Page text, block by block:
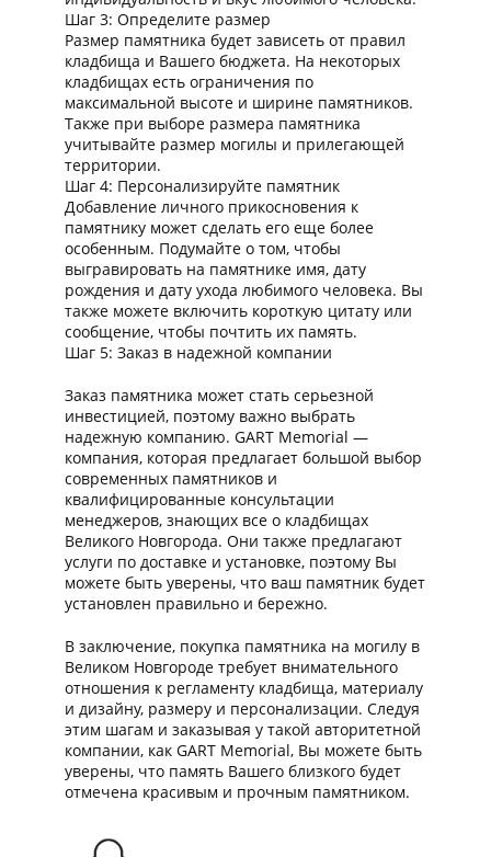
Шаг 3: Определите размер
Размер памятника будет зависеть от правил
кладбища и Вашего бюджета. На некоторых
кладбищах есть ограничения по
максимальной высоте и ширине памятников.
Также при выборе размера памятника
учитывайте размер могилы и прилегающей
территории.
Шаг 4: Персонализируйте памятник
Добавление личного прикосновения к
памятнику может сделать его еще более
особенным. Подумайте о том, чтобы
выгравировать на памятнике имя, дату
рождения и дату ухода любимого человека. Вы
также можете включить короткую цитату или
сообщение, чтобы почтить их память.
Шаг 5: Заказ в надежной компании
Заказ памятника может стать серьезной
инвестицией, поэтому важно выбрать
надежную компанию. GART Memorial —
компания, которая предлагает большой выбор
современных памятников и
квалифицированные консультации
менеджеров, знающих все о кладбищах
Великого Новгорода. Они также предлагают
услуги по доставке и установке, поэтому Вы
можете быть уверены, что ваш памятник будет
установлен правильно и бережно.
В заключение, покупка памятника на могилу в
Великом Новгороде требует внимательного
отношения к регламенту кладбища, материалу
и дизайну, размеру и персонализации. Следуя
этим шагам и заказывая у такой авторитетной
компании, как GART Memorial, Вы можете быть
уверены, что память Вашего близкого будет
отмечена красивым и прочным памятником.